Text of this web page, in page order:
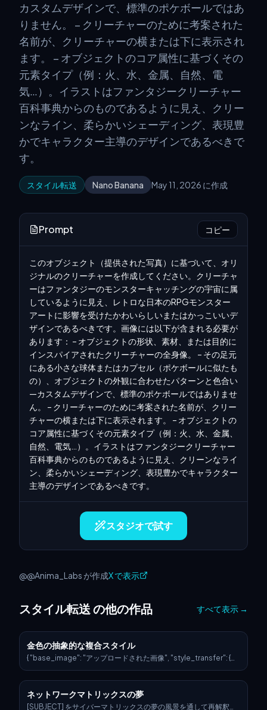
カスタムデザインで、標準のポケボールではあ
りません。 – クリーチャーのために考案された
名前が、クリーチャーの横または下に表示され
ます。 – オブジェクトのコア属性に基づくその
元素タイプ（例：火、水、金属、自然、電
気…）。イラストはファンタジークリーチャー
百科事典からのものであるように見え、クリー
ンなライン、柔らかいシェーディング、表現豊
かでキャラクター主導のデザインであるべきで
す。
スタイル転送 Nano Banana May 11, 2026 に作成
Prompt コピー
このオブジェクト（提供された写真）に基づいて、オリ
ジナルのクリーチャーを作成してください。クリーチャ
ーはファンタジーのモンスターキャッチングの宇宙に属
しているように見え、レトロな日本のRPGモンスター
アートに影響を受けたかわいらしいまたはかっこいいデ
ザインであるべきです。画像には以下が含まれる必要が
あります： – オブジェクトの形状、素材、または目的に
インスパイアされたクリーチャーの全身像。 – その足元
にある小さな球体またはカプセル（ポケボールに似たも
の）、オブジェクトの外観に合わせたパターンと色合い
—カスタムデザインで、標準のポケボールではありませ
ん。 – クリーチャーのために考案された名前が、クリー
チャーの横または下に表示されます。 – オブジェクトの
コア属性に基づくその元素タイプ（例：火、水、金属、
自然、電気…）。イラストはファンタジークリーチャー
百科事典からのものであるように見え、クリーンなライ
ン、柔らかいシェーディング、表現豊かでキャラクター
主導のデザインであるべきです。
スタジオで試す
@@Anima_Labs が作成X で表示
スタイル転送 の他の作品 すべて表示 →
金色の抽象的な複合スタイル
{ "base_image": "アップロードされた画像", "style_transfer": {
を持つ鏡面光沢", "lighting": "ボリュームのある光沢を伴うダイナ
ミックな映画的なリムライト" }, "body_structure": { "texture":
ネットワークマトリックスの夢
[SUBJECT] をサイバーマトリックスの夢の風景を通して再解釈。